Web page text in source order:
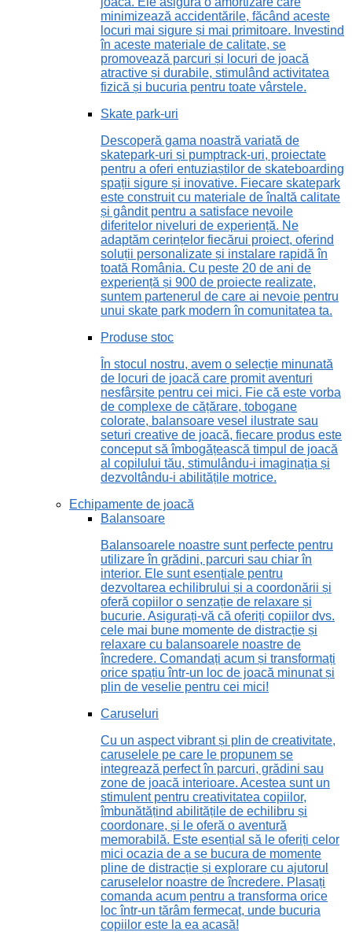
minimizează accidentările, făcând aceste
locuri mai sigure și mai primitoare. Investind
în aceste materiale de calitate, se
promovează parcuri și locuri de joacă
atractive și durabile, stimulând activitatea
fizică și bucuria pentru toate vârstele.
Skate park-uri
Descoperă gama noastră variată de
skatepark-uri și pumptrack-uri, proiectate
pentru a oferi entuziaștilor de skateboarding
spații sigure și inovative. Fiecare skatepark
este construit cu materiale de înaltă calitate
și gândit pentru a satisface nevoile
diferitelor niveluri de experiență. Ne
adaptăm cerințelor fiecărui proiect, oferind
soluții personalizate și instalare rapidă în
toată România. Cu peste 20 de ani de
experiență și 900 de proiecte realizate,
suntem partenerul de care ai nevoie pentru
unui skate park modern în comunitatea ta.
Produse stoc
În stocul nostru, avem o selecție minunată
de locuri de joacă care promit aventuri
nesfârșite pentru cei mici. Fie că este vorba
de complexe de cățărare, tobogane
colorate, balansoare vesel ilustrate sau
seturi creative de joacă, fiecare produs este
conceput să îmbogățească timpul de joacă
al copilului tău, stimulându-i imaginația și
dezvoltându-i abilitățile motrice.
Echipamente de joacă
Balansoare
Balansoarele noastre sunt perfecte pentru
utilizare în grădini, parcuri sau chiar în
interior. Ele sunt esențiale pentru
dezvoltarea echilibrului și a coordonării și
oferă copiilor o senzație de relaxare și
bucurie. Asigurați-vă că oferiți copiilor dvs.
cele mai bune momente de distracție și
relaxare cu balansoarele noastre de
încredere. Comandați acum și transformați
orice spațiu într-un loc de joacă minunat și
plin de veselie pentru cei mici!
Caruseluri
Cu un aspect vibrant și plin de creativitate,
caruselele pe care le propunem se
integrează perfect în parcuri, grădini sau
zone de joacă interioare. Acestea sunt un
stimulent pentru creativitatea copiilor,
îmbunătățind abilitățile de echilibru și
coordonare, și le oferă o aventură
memorabilă. Este esențial să le oferiți celor
mici ocazia de a se bucura de momente
pline de distracție și explorare cu ajutorul
caruselelor noastre de încredere. Plasați
comanda acum pentru a transforma orice
loc într-un tărâm fermecat, unde bucuria
copiilor este la ea acasă!